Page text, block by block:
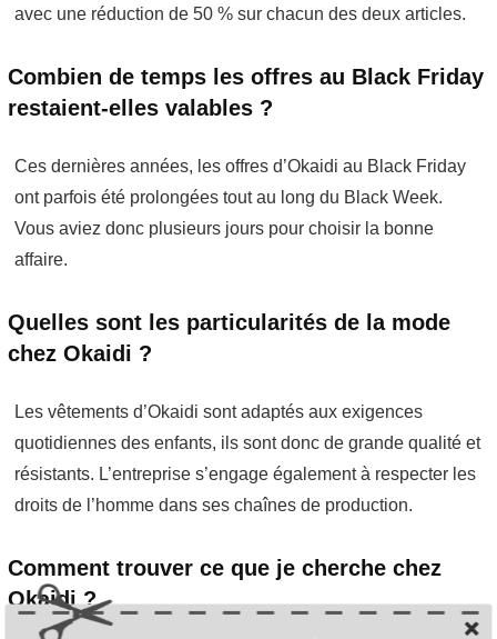
avec une réduction de 50 % sur chacun des deux articles.
Combien de temps les offres au Black Friday
restaient-elles valables ?
Ces dernières années, les offres d’Okaidi au Black Friday
ont parfois été prolongées tout au long du Black Week.
Vous aviez donc plusieurs jours pour choisir la bonne
affaire.
Quelles sont les particularités de la mode
chez Okaidi ?
Les vêtements d’Okaidi sont adaptés aux exigences
quotidiennes des enfants, ils sont donc de grande qualité et
résistants. L’entreprise s’engage également à respecter les
droits de l’homme dans ses chaînes de production.
Comment trouver ce que je cherche chez
Okaidi ?